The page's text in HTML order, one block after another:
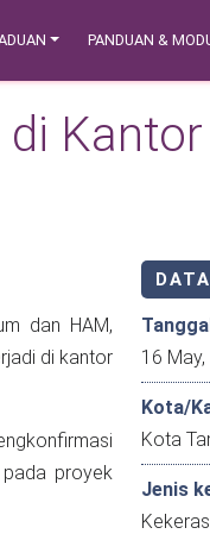
PANDUAN &
dan HAM,
di kantor
proyek
Kota/
Kota
Jenis